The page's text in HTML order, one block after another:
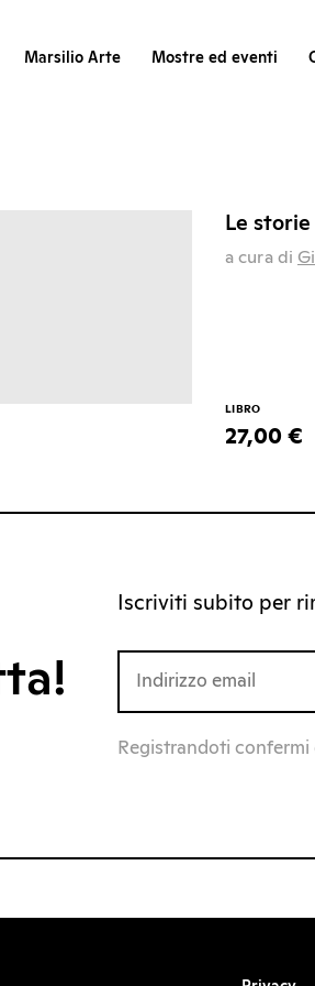
Marsilio Arte Mostre ed eventi
Le storie
a cura di
LIBRO
27,00 €
Iscriviti subito per
Registrandoti